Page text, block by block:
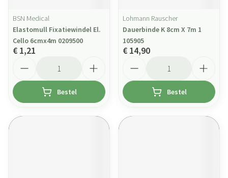
BSN Medical
Elastomull Fixatiewindel El.
Cello 6cmx4m 0209500
€ 1,21
Bestel
Lohmann Rauscher
Dauerbinde K 8cm X 7m 1
105905
€ 14,90
Bestel